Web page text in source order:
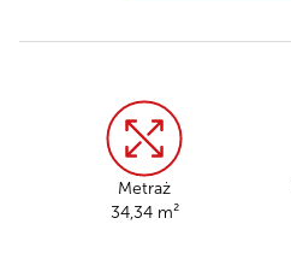
Metraż
34,34 m²